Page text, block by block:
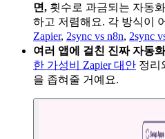
면, 횟수로 과금되는 자동
하고 저렴해요. 각 방식이
Zapier, 2sync vs n8n, 2sync
여러 앱에 걸친 진짜 자동
한 가성비 Zapier 대안 정리
을 좁혀줄 거예요.